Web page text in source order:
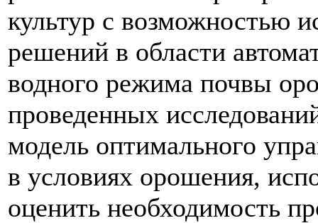
культур с возможностью
решений в области
водного режима почвы
проведенных
модель оптимального
в условиях орошения,
оценить необходимость